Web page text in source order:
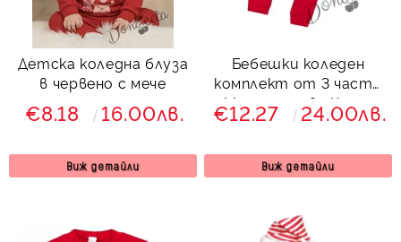
Детска коледна блуза
в червено с мече
€8.18 16.00лв.
Виж детайли
Бебешки коледен
комплект от 3 части
с Моята първа Коледа
€12.27 24.00лв.
Виж детайли